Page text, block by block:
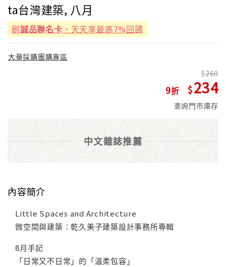
ta台灣建築, 八月
刷誠品聯名卡 ，天天享最高7%回饋
大量採購團購專區
9
260
234
查詢門市庫存
中文雜誌推薦
內容簡介
Little Spaces and Architecture
微空間與建築：乾久美子建築設計事務所專輯
8月手記
「日常又不日常」的「溫柔包容」